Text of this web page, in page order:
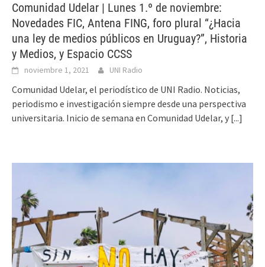
Comunidad Udelar | Lunes 1.º de noviembre:
Novedades FIC, Antena FING, foro plural “¿Hacia
una ley de medios públicos en Uruguay?”, Historia
y Medios, y Espacio CCSS
noviembre 1, 2021 UNI Radio
Comunidad Udelar, el periodístico de UNI Radio. Noticias,
periodismo e investigación siempre desde una perspectiva
universitaria. Inicio de semana en Comunidad Udelar, y [...]